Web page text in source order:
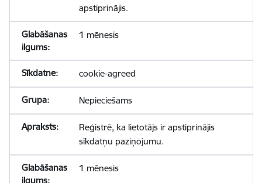
apstiprinājis.
1 mēnesis
cookie-agreed
Nepieciešams
Reģistrē, ka lietotājs ir apstiprinājis
sīkdatņu paziņojumu.
1 mēnesis